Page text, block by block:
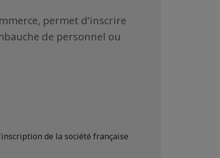
permet d’inscrire
de personnel ou
de la société française